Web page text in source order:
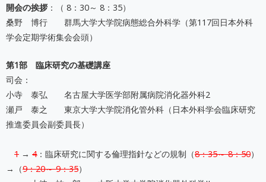
開会の挨拶 ：（ 8：30～ 8：35）
桑野 博行 群馬大学大学院病態総合外科学（第117回日本外科
学会定期学術集会会頭）
第1部 臨床研究の基礎講座
司会：
小寺 泰弘 名古屋大学医学部附属病院消化器外科2
瀬戸 泰之 東京大学大学院消化管外科（日本外科学会臨床研究
推進委員会副委員長）
1 → 4：臨床研究に関する倫理指針などの規制（8：35～ 8：50）
→（9：20～ 9：35）